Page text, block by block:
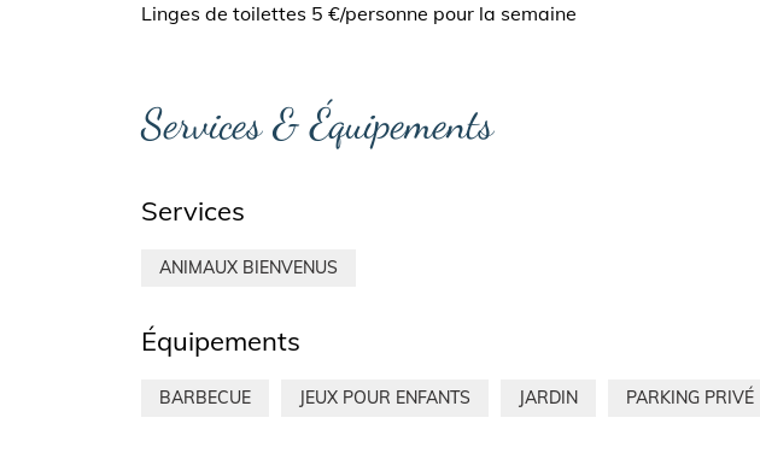
Linges de toilettes 5 €/personne pour la semaine
Services & Équipements
Services
ANIMAUX BIENVENUS
Équipements
BARBECUE JEUX POUR ENFANTS JARDIN PARKING PRIVÉ